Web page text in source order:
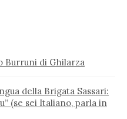
Burruni di Ghilarza
della Brigata Sassari:
(se sei Italiano, parla in